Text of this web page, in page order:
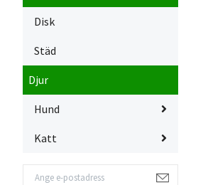
Disk
Städ
Djur
Hund
Katt